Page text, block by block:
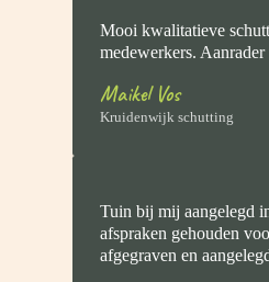
Mooi kwalitatieve
medewerkers.
Maikel Vos
Kruidenwijk schutting
Tuin bij mij aangelegd
afspraken gehouden
afgegraven en